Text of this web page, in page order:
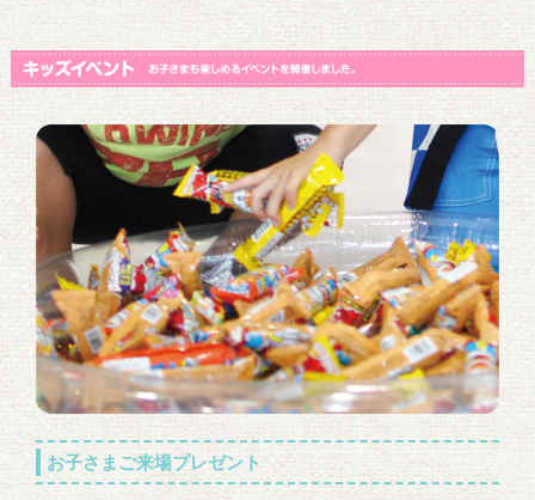
お子さまご来場プレゼント